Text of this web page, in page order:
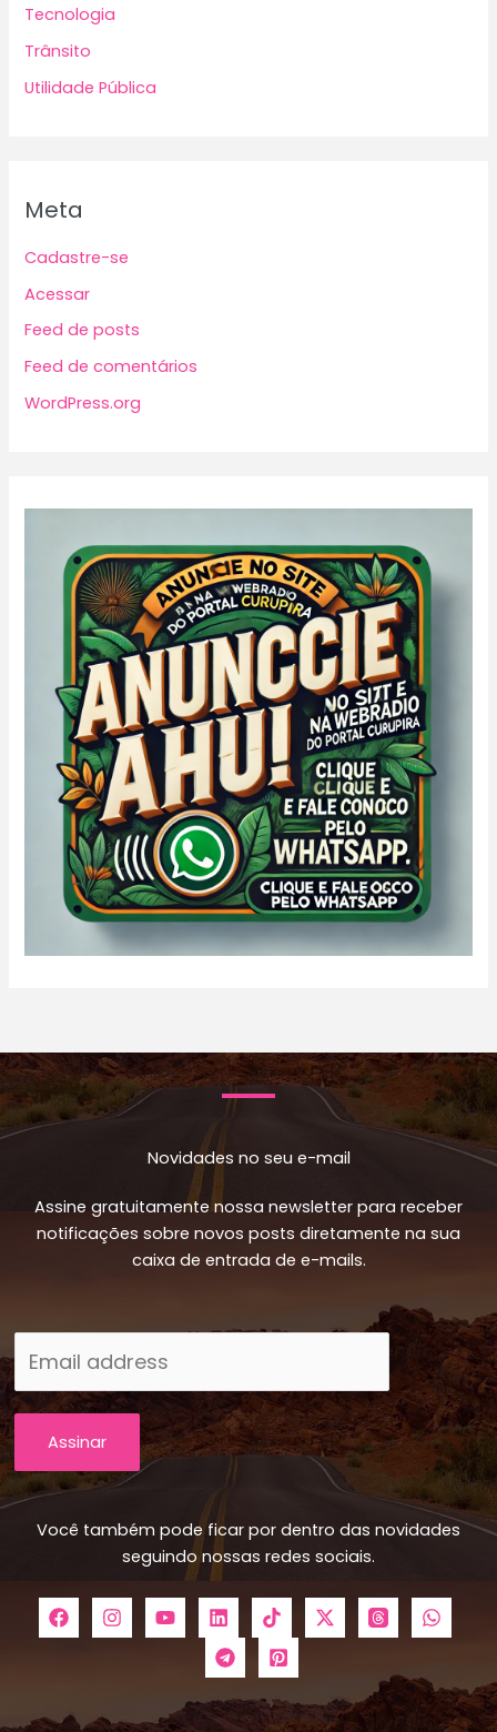
Tecnologia
Trânsito
Utilidade Pública
Meta
Cadastre-se
Acessar
Feed de posts
Feed de comentários
WordPress.org
Novidades no seu e-mail
Assine gratuitamente nossa newsletter para receber
notificações sobre novos posts diretamente na sua
caixa de entrada de e-mails.
Assinar
Você também pode ficar por dentro das novidades
seguindo nossas redes sociais.